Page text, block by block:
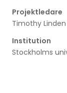
Projektledare
Timothy Linden
Institution
Stockholms